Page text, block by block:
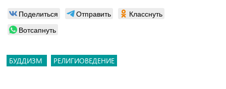
Поделиться Отправить
Класснуть
Вотсапнуть
БУДДИЗМ РЕЛИГИОВЕДЕНИЕ